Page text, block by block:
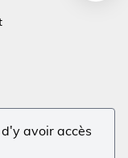
en plein écran
avoir accès